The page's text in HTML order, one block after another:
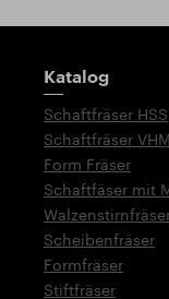
Katalog
Schaftfräser HSS
Schaftfräser VHM
Form Fräser
Schaftfäser mit
Scheibenfräser
Formfräser
Stiftfräser